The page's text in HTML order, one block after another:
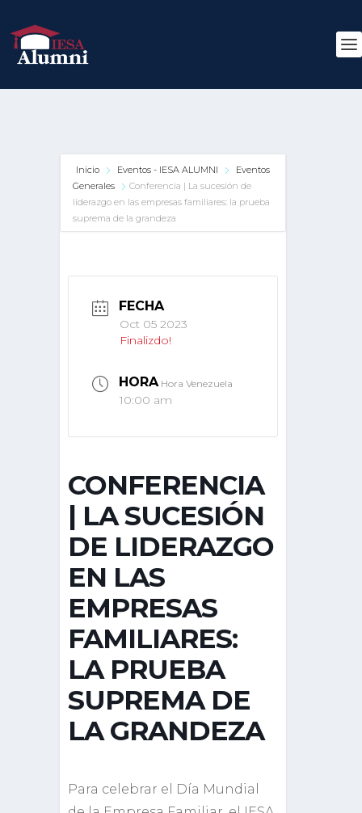
Inicio Eventos - IESA ALUMNI
Eventos
Generales
Conferencia | La sucesión de
liderazgo en las empresas familiares: la prueba
suprema de la grandeza
FECHA
Oct 05 2023
Finalizdo!
HORA Hora Venezuela
10:00 am
CONFERENCIA
| LA SUCESIÓN
DE LIDERAZGO
EN LAS
EMPRESAS
FAMILIARES:
LA PRUEBA
SUPREMA DE
LA GRANDEZA
Para celebrar el Día Mundial